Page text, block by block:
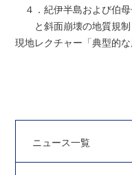
４．紀伊半島および伯
と斜面崩壊の地質規制
現地レクチャー「典型的な
ニュース一覧